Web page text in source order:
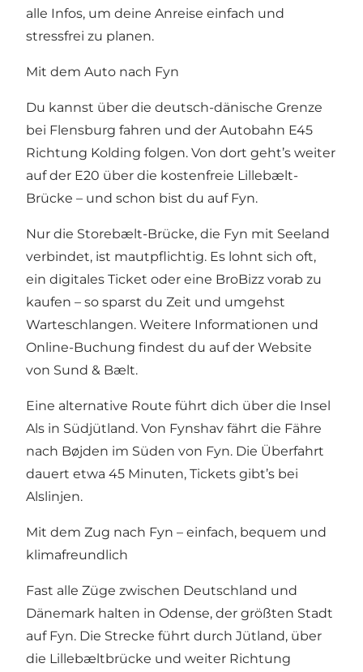
alle Infos, um deine Anreise einfach und
stressfrei zu planen.
Mit dem Auto nach Fyn
Du kannst über die deutsch-dänische Grenze
bei Flensburg fahren und der Autobahn E45
Richtung Kolding folgen. Von dort geht’s weiter
auf der E20 über die kostenfreie Lillebælt-
Brücke – und schon bist du auf Fyn.
Nur die Storebælt-Brücke, die Fyn mit Seeland
verbindet, ist mautpflichtig. Es lohnt sich oft,
ein digitales Ticket oder eine BroBizz vorab zu
kaufen – so sparst du Zeit und umgehst
Warteschlangen. Weitere Informationen und
Online-Buchung findest du aufder Website
von Sund & Bælt.
Eine alternative Route führt dich über die Insel
Als in Südjütland. Von Fynshav fährt die Fähre
nach Bøjden im Süden von Fyn. Die Überfahrt
dauert etwa 45 Minuten, Tickets gibt’s bei
Alslinjen.
Mit dem Zug nach Fyn – einfach, bequem und
klimafreundlich
Fast alle Züge zwischen Deutschland und
Dänemark halten in Odense, der größten Stadt
auf Fyn. Die Strecke führt durch Jütland, über
die Lillebæltbrücke und weiter Richtung